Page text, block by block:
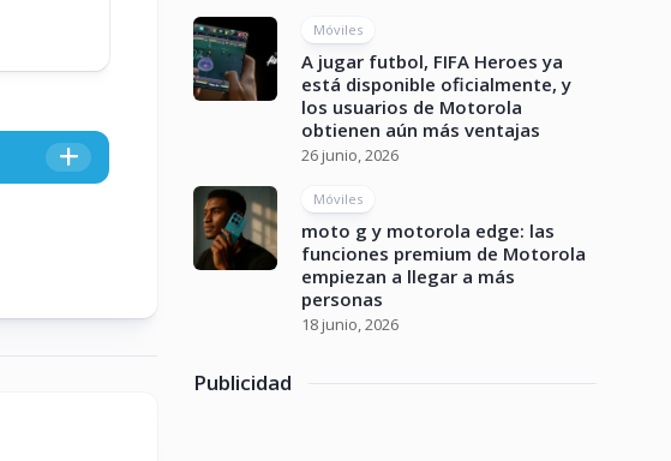
Móviles
A jugar futbol, FIFA Heroes ya
está disponible oficialmente, y
los usuarios de Motorola
obtienen aún más ventajas
26 junio, 2026
Móviles
moto g y motorola edge: las
funciones premium de Motorola
empiezan a llegar a más
personas
18 junio, 2026
Publicidad